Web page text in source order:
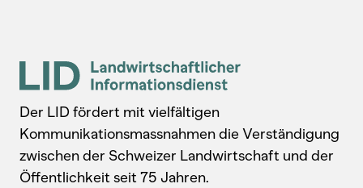
Der LID fördert mit vielfältigen
Kommunikationsmassnahmen die Verständigung
zwischen der Schweizer Landwirtschaft und der
Öffentlichkeit seit 75 Jahren.